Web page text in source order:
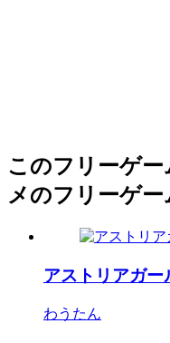
このフリーゲ
メのフリーゲー
アストリアガー
わうたん